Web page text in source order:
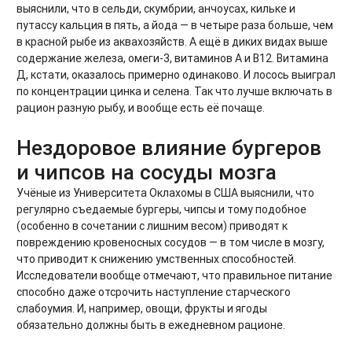
выяснили, что в сельди, скумбрии, анчоусах, кильке и
путассу кальция в пять, а йода — в четыре раза больше, чем
в красной рыбе из аквахозяйств. А ещё в диких видах выше
содержание железа, омеги-3, витаминов А и В12. Витамина
Д, кстати, оказалось примерно одинаково. И лосось выиграл
по концентрации цинка и селена. Так что лучше включать в
рацион разную рыбу, и вообще есть её почаще.
Нездоровое влияние бургеров
и чипсов на сосуды мозга
Учёные из Университета Оклахомы в США выяснили, что
регулярно съедаемые бургеры, чипсы и тому подобное
(особенно в сочетании с лишним весом) приводят к
повреждению кровеносных сосудов — в том числе в мозгу,
что приводит к снижению умственных способностей.
Исследователи вообще отмечают, что правильное питание
способно даже отсрочить наступление старческого
слабоумия. И, например, овощи, фрукты и ягоды
обязательно должны быть в ежедневном рационе.